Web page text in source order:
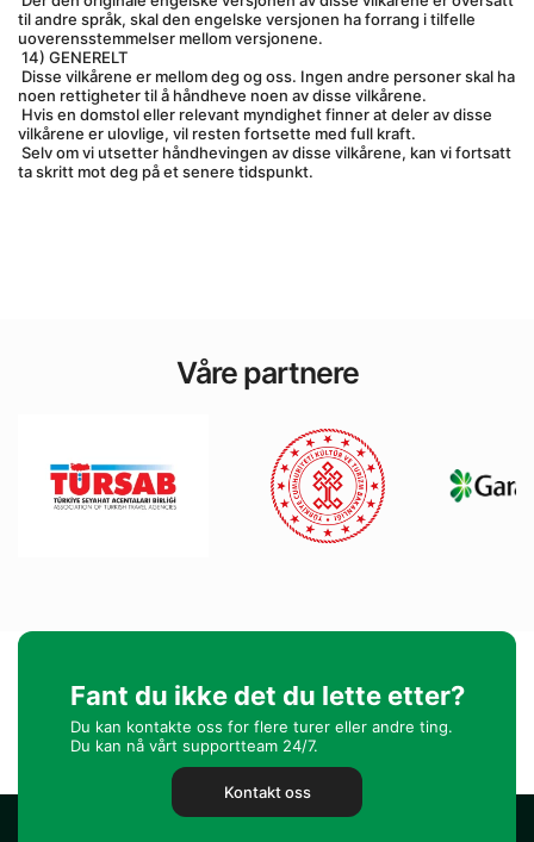
til andre språk, skal den engelske versjonen ha forrang i tilfelle
uoverensstemmelser mellom versjonene.
14) GENERELT
noen rettigheter til å håndheve noen av disse vilkårene.
vilkårene er ulovlige, vil resten fortsette med full kraft.
ta skritt mot deg på et senere tidspunkt.
Våre partnere
Fant du ikke det du lette etter?
Du kan kontakte oss for flere turer eller andre ting.
Du kan nå vårt supportteam 24/7.
Kontakt oss